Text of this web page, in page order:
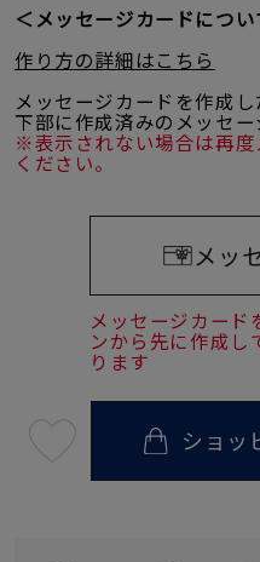
＜メッセージカードについ
作り方の詳細はこちら
メッセージカードを作成し
下部に作成済みのメッセー
※表示されない場合は再
ください。
メッ
メッセージカード
ンから先に作成
ります
08
ショッ